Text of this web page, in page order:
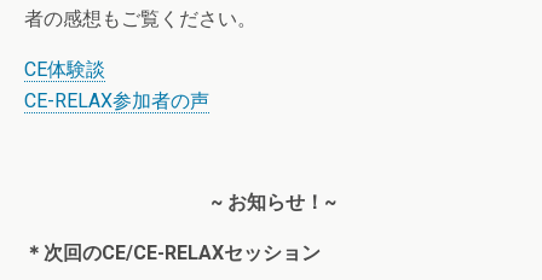
者の感想もご覧ください。
CE体験談
CE-RELAX参加者の声
~ お知らせ！~
＊次回のCE/CE-RELAXセッション